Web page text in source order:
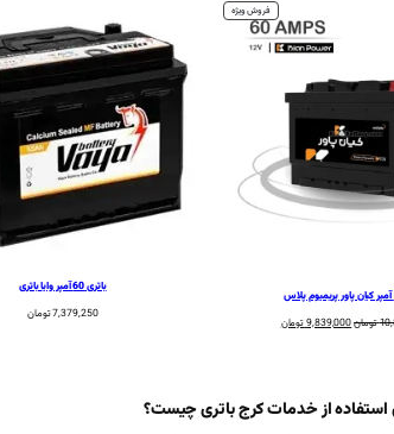
فروش ویژهمحصول
تخفیف
تومانقیمت
9,839,000تومانقیمت
باتری 60 آمپر وایا باتری
7,379,250تومان
استفاده از خدمات کرج باتری چیست؟